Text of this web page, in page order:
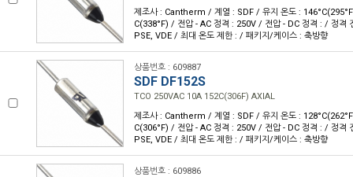
제조사 : Cantherm / 계열 : SDF / 유지 온도 :
C(338°F) / 전압 - AC 정격 : 250V / 전압 - DC 정격 : / 정격
PSE, VDE / 최대 온도 제한 : / 패키지/케이스 : 축방향
상품번호 : 609887
SDF DF152S
TCO 250VAC 10A 152C(306F) AXIAL
제조사 : Cantherm / 계열 : SDF / 유지 온도 :
C(306°F) / 전압 - AC 정격 : 250V / 전압 - DC 정격 : / 정격
PSE, VDE / 최대 온도 제한 : / 패키지/케이스 : 축방향
상품번호 : 609886